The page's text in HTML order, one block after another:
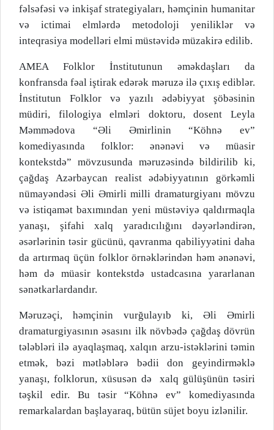
fəlsəfəsi və inkişaf strategiyaları, həmçinin humanitar
və ictimai elmlərdə metodoloji yeniliklər və
inteqrasiya modelləri elmi müstəvidə müzakirə edilib.
AMEA Folklor İnstitutunun əməkdaşları da
konfransda fəal iştirak edərək məruzə ilə çıxış ediblər.
İnstitutun Folklor və yazılı ədəbiyyat şöbəsinin
müdiri, filologiya elmləri doktoru, dosent Leyla
Məmmədova “Əli Əmirlinin “Köhnə ev”
komediyasında folklor: ənənəvi və müasir
kontekstdə” mövzusunda məruzəsində bildirilib ki,
çağdaş Azərbaycan realist ədəbiyyatının görkəmli
nümayəndəsi Əli Əmirli milli dramaturgiyanı mövzu
və istiqamət baxımından yeni müstəviyə qaldırmaqla
yanaşı, şifahi xalq yaradıcılığını dəyərləndirən,
əsərlərinin təsir gücünü, qavranma qabiliyyətini daha
da artırmaq üçün folklor örnəklərindən həm ənənəvi,
həm də müasir kontekstdə ustadcasına yararlanan
sənətkarlardandır.
Məruzəçi, həmçinin vurğulayıb ki, Əli Əmirli
dramaturgiyasının əsasını ilk növbədə çağdaş dövrün
tələbləri ilə ayaqlaşmaq, xalqın arzu-istəklərini təmin
etmək, bəzi mətləblərə bədii don geyindirməklə
yanaşı, folklorun, xüsusən də
xalq gülüşünün təsiri
təşkil edir. Bu təsir “Köhnə ev” komediyasında
remarkalardan başlayaraq, bütün süjet boyu izlənilir.